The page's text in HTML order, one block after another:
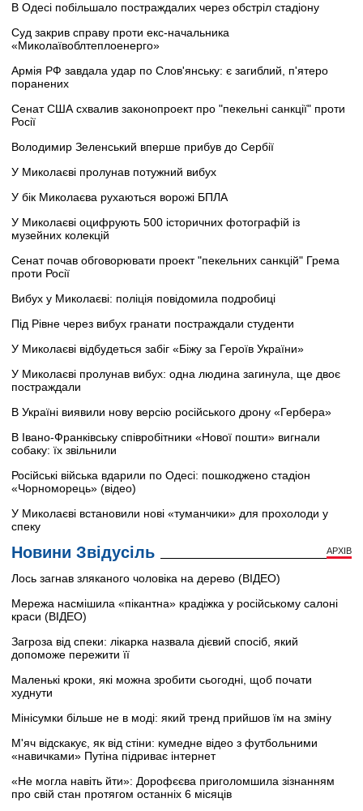
В Одесі побільшало постраждалих через обстріл стадіону
Суд закрив справу проти екс-начальника
«Миколаївоблтеплоенерго»
Армія РФ завдала удар по Слов'янську: є загиблий, п'ятеро
поранених
Сенат США схвалив законопроект про "пекельні санкції" проти
Росії
Володимир Зеленський вперше прибув до Сербії
У Миколаєві пролунав потужний вибух
У бік Миколаєва рухаються ворожі БПЛА
У Миколаєві оцифрують 500 історичних фотографій із
музейних колекцій
Сенат почав обговорювати проект "пекельних санкцій" Грема
проти Росії
Вибух у Миколаєві: поліція повідомила подробиці
Під Рівне через вибух гранати постраждали студенти
У Миколаєві відбудеться забіг «Біжу за Героїв України»
У Миколаєві пролунав вибух: одна людина загинула, ще двоє
постраждали
В Україні виявили нову версію російського дрону «Гербера»
В Івано-Франківську співробітники «Нової пошти» вигнали
собаку: їх звільнили
Російські війська вдарили по Одесі: пошкоджено стадіон
«Чорноморець» (відео)
У Миколаєві встановили нові «туманчики» для прохолоди у
спеку
Новини Звідусіль АРХІВ
Лось загнав зляканого чоловіка на дерево (ВІДЕО)
Мережа насмішила «пікантна» крадіжка у російському салоні
краси (ВІДЕО)
Загроза від спеки: лікарка назвала дієвий спосіб, який
допоможе пережити її
Маленькі кроки, які можна зробити сьогодні, щоб почати
худнути
Мінісумки більше не в моді: який тренд прийшов їм на зміну
М'яч відскакує, як від стіни: кумедне відео з футбольними
«навичками» Путіна підриває інтернет
«Не могла навіть йти»: Дорофєєва приголомшила зізнанням
про свій стан протягом останніх 6 місяців